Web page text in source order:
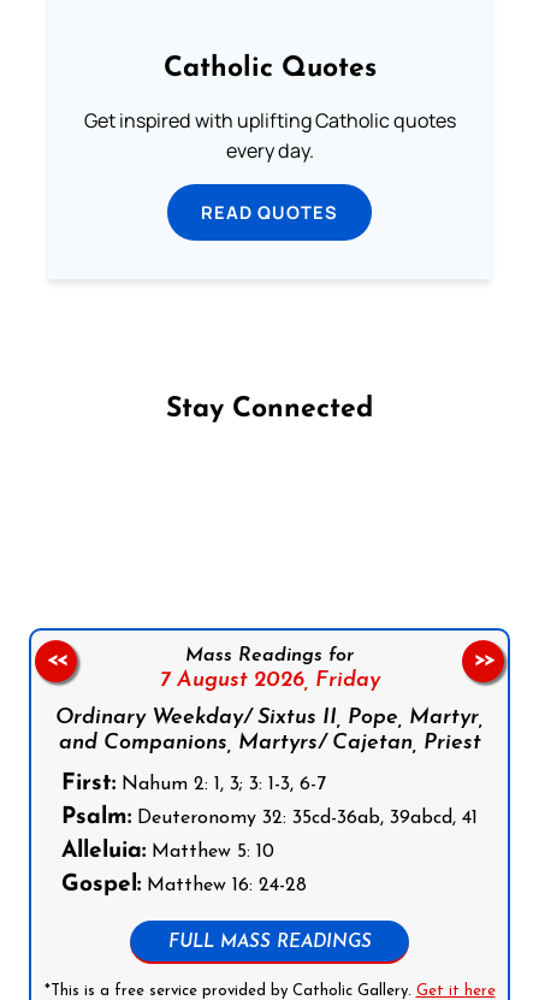
Catholic Quotes
Get inspired with uplifting Catholic quotes
every day.
READ QUOTES
Stay Connected
Mass Readings for
7 August 2026, Friday
Ordinary Weekday/ Sixtus II, Pope, Martyr,
and Companions, Martyrs/ Cajetan, Priest
First: Nahum 2: 1, 3; 3: 1-3, 6-7
Psalm: Deuteronomy 32: 35cd-36ab, 39abcd, 41
Alleluia: Matthew 5: 10
Gospel: Matthew 16: 24-28
FULL MASS READINGS
*This is a free service provided by Catholic Gallery. Get it here
<< >>